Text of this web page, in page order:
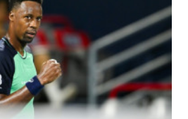
COP 3641.324061
CRC 524.099988
CUC 1.152471
CUP 30.540479
CVE 110.809379
CZK 24.24407
DJF 204.817306
DKK 7.476217